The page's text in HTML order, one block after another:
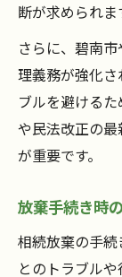
断が求められま
さらに、碧南
理義務が強化
ブルを避ける
や民法改正の
が重要です。
放棄手続き時
相続放棄の手
とのトラブル